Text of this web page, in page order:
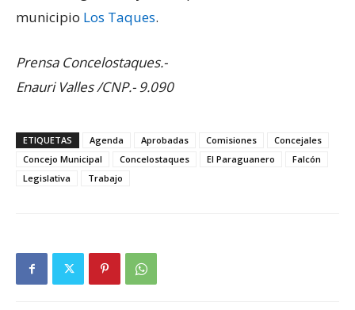
municipio Los Taques.
Prensa Concelostaques.-
Enauri Valles /CNP.- 9.090
ETIQUETAS Agenda Aprobadas Comisiones
Concejales
Concejo Municipal
Concelostaques El Paraguanero
Falcón
Legislativa
Trabajo